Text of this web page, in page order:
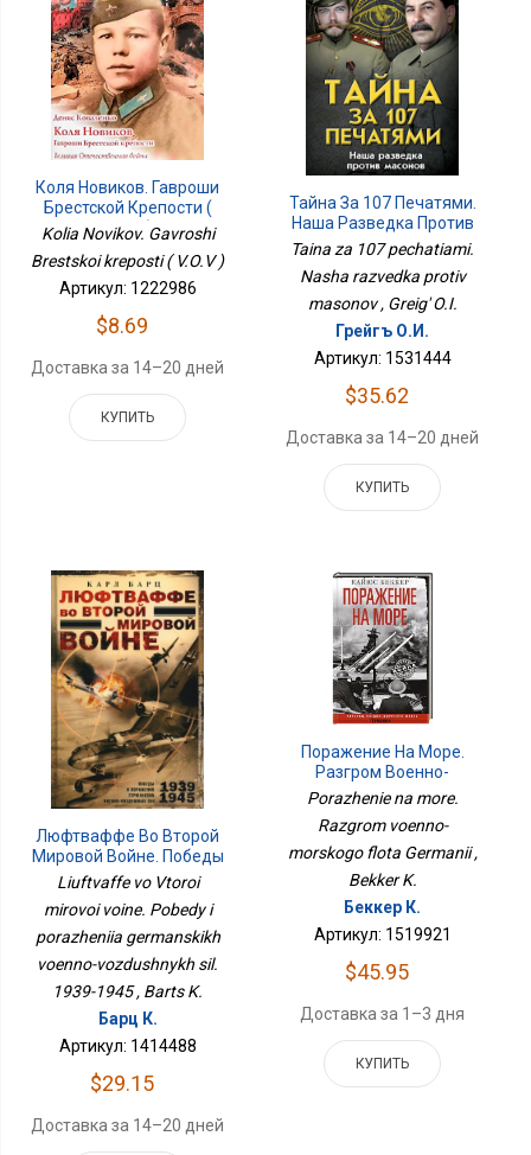
Коля Новиков. Гавроши
Брестской Крепости (
В.О.В )
Kolia Novikov. Gavroshi
Brestskoi kreposti ( V.O.V )
Артикул: 1222986
$8.69
Доставка за 14–20 дней
КУПИТЬ
Тайна За 107 Печатями.
Наша Разведка Против
Масонов
Taina za 107 pechatiami.
Nasha razvedka protiv
masonov , Greig' O.I.
Грейгъ О.И.
Артикул: 1531444
$35.62
Доставка за 14–20 дней
КУПИТЬ
Люфтваффе Во Второй
Мировой Войне. Победы
И Поражения
Воздушных Сил. 1939-
1945
Liuftvaffe vo Vtoroi
mirovoi voine. Pobedy i
porazheniia germanskikh
voenno-vozdushnykh sil.
1939-1945 , Barts K.
Барц К.
Артикул: 1414488
$29.15
Доставка за 14–20 дней
Поражение На Море.
Разгром Военно-
Морского Флота
Porazhenie na more.
Razgrom voenno-
morskogo flota Germanii ,
Bekker K.
Беккер К.
Артикул: 1519921
$45.95
Доставка за 1–3 дня
КУПИТЬ